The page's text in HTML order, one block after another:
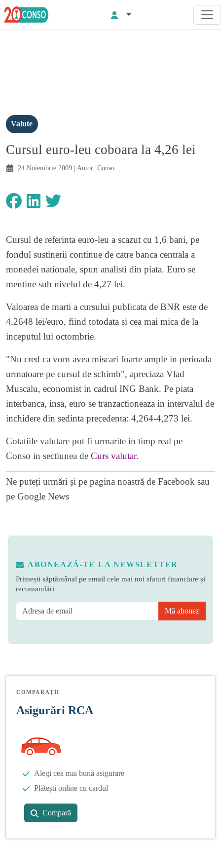
Valute
Cursul euro-leu coboara la 4,26 lei
24 Noiembrie 2009 | Autor: Conso
Cursul de referinta euro-leu a scazut cu 1,6 bani, pe
fondul sustinerii continue de catre banca centrala a
monedei nationale, spun analisti din piata. Euro se
mentine sub nivelul de 4,27 lei.
Valoarea de marti a cursului publicata de BNR este de
4,2648 lei/euro, fiind totodata si cea mai mica de la
inceputul lui octombrie.
"Nu cred ca vom avea miscari foarte ample in perioada
urmatoare pe cursul de schimb", apreciaza Vlad
Muscalu, economist in cadrul ING Bank. Pe piata
interbanca, insa, euro se tranzactioneaza in intervalul de
inchidere din sedinta precedenta: 4,264-4,273 lei.
Cotatiile valutare pot fi urmarite in timp real pe
Conso in sectiunea de Curs valutar.
Ne puteți urmări și pe pagina noastră de Facebook sau
pe Google News
ABONEAZĂ-TE LA NEWSLETTER
Primești săptămânal pe email cele mai noi sfaturi financiare și
recomandări
Mă abonez
COMPARAȚII
Asigurări RCA
Alegi cea mai bună asigurare
Plătești online cu cardul
Compară